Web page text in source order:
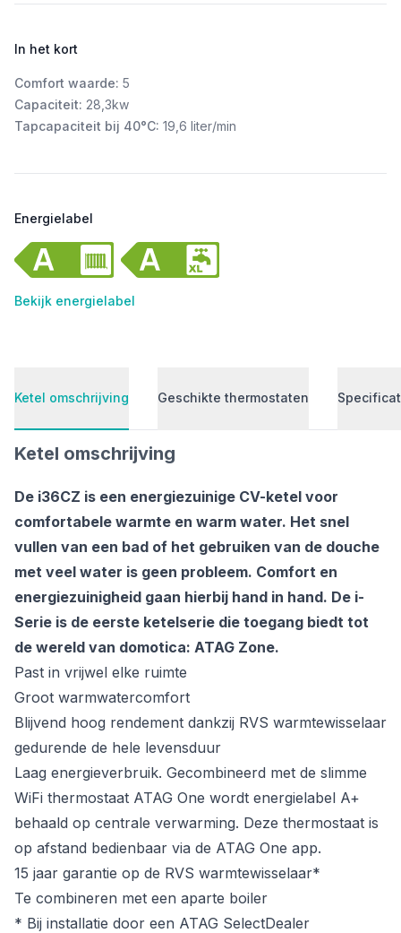
In het kort
Comfort waarde: 5
Capaciteit: 28,3kw
Tapcapaciteit bij 40°C: 19,6 liter/min
Energielabel
Bekijk energielabel
Ketel omschrijving Geschikte thermostaten
Ketel omschrijving
De i36CZ is een energiezuinige CV-ketel voor
comfortabele warmte en warm water. Het snel
vullen van een bad of het gebruiken van de douche
met veel water is geen probleem. Comfort en
energiezuinigheid gaan hierbij hand in hand. De i-
Serie is de eerste ketelserie die toegang biedt tot
de wereld van domotica: ATAG Zone.
Past in vrijwel elke ruimte
Groot warmwatercomfort
Blijvend hoog rendement dankzij RVS warmtewisselaar
gedurende de hele levensduur
Laag energieverbruik. Gecombineerd met de slimme
WiFi thermostaat ATAG One wordt energielabel A+
behaald op centrale verwarming. Deze thermostaat is
op afstand bedienbaar via de ATAG One app.
15 jaar garantie op de RVS warmtewisselaar*
Te combineren met een aparte boiler
* Bij installatie door een ATAG SelectDealer